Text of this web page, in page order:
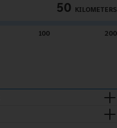
50 KILOMETERS
100 200